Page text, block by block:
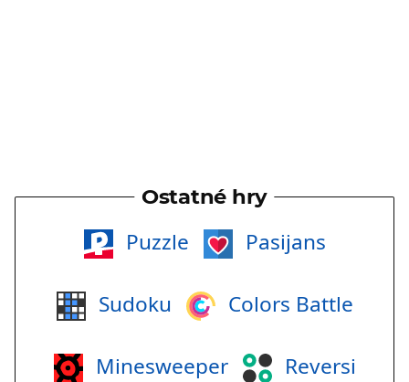
Ostatné hry
Puzzle Pasijans
Sudoku Colors Battle
Minesweeper Reversi